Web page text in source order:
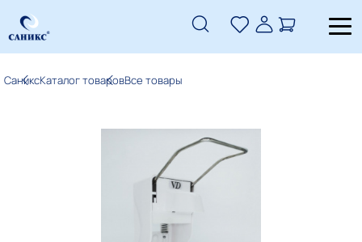
СаниксКаталог товаровВсе товары